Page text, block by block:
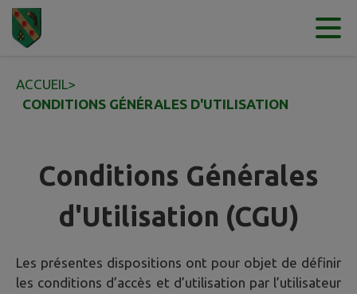
Contenu
ACCUEIL>
CONDITIONS GÉNÉRALES D'UTILISATION
Conditions Générales
d'Utilisation (CGU)
Les présentes dispositions ont pour objet de définir
les conditions d’accès et d’utilisation par l’utilisateur